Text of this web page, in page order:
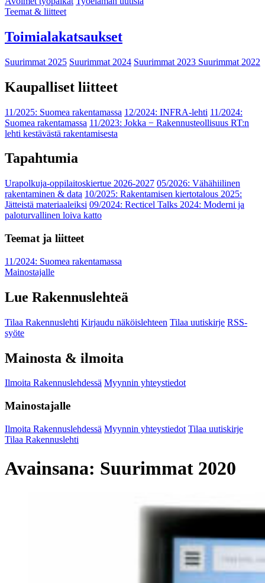
Teemat & liitteet
Toimialakatsaukset
Suurimmat 2025 Suurimmat 2024 Suurimmat 2023 Suurimmat 2022
Kaupalliset liitteet
11/2025: Suomea rakentamassa 12/2024: INFRA-lehti 11/2024:
Suomea rakentamassa 11/2023: Jokka − Rakennusteollisuus RT:n
lehti kestävästä rakentamisesta
Tapahtumia
Urapolkuja-oppilaitoskiertue 2026-2027 05/2026: Vähähiilinen
rakentaminen & data 10/2025: Rakentamisen kiertotalous 2025:
Jätteistä materiaaleiksi 09/2024: Recticel Talks 2024: Moderni ja
paloturvallinen loiva katto
Teemat ja liitteet
11/2024: Suomea rakentamassa
Mainostajalle
Lue Rakennuslehteä
Tilaa Rakennuslehti Kirjaudu näköislehteen Tilaa uutiskirje RSS-
syöte
Mainosta & ilmoita
Ilmoita Rakennuslehdessä Myynnin yhteystiedot
Mainostajalle
Ilmoita Rakennuslehdessä Myynnin yhteystiedot Tilaa uutiskirje
Tilaa Rakennuslehti
Avainsana: Suurimmat 2020